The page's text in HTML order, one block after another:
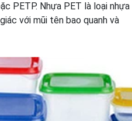
PETP. Nhựa PET là loại nhựa
với mũi tên bao quanh và